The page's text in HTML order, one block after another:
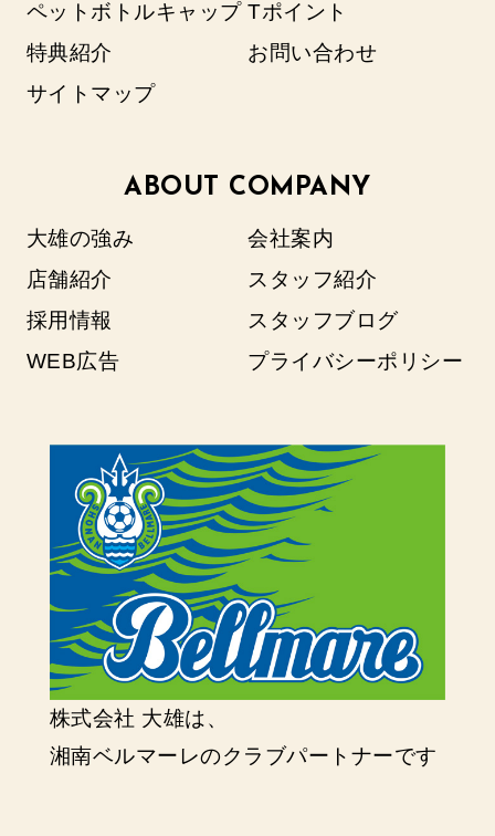
ペットボトルキャップ Tポイント
特典紹介
お問い合わせ
サイトマップ
ABOUT COMPANY
大雄の強み
会社案内
店舗紹介
スタッフ紹介
採用情報
スタッフブログ
WEB広告
プライバシーポリシー
株式会社 大雄は、
湘南ベルマーレのクラブパートナーです